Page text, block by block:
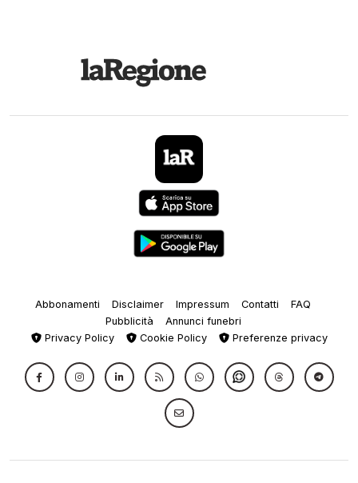
Abbonamenti Disclaimer Impressum Contatti
FAQ
Pubblicità
Annunci funebri
Privacy Policy
Cookie Policy Preferenze privacy